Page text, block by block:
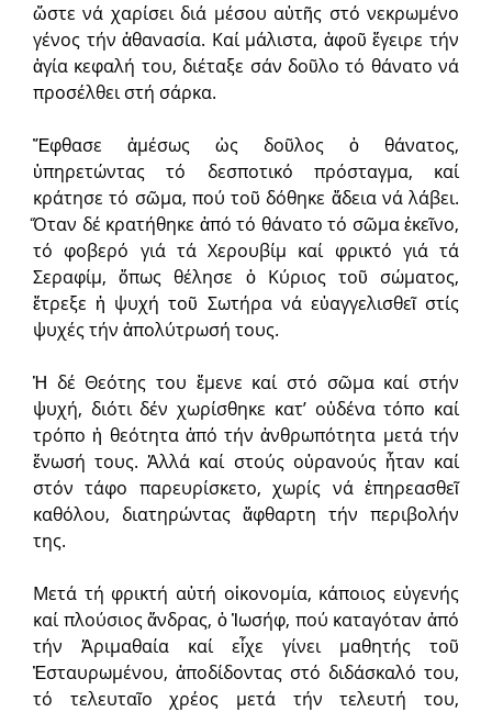
ὥστε νά χαρίσει διά μέσου αὐτῆς στό νεκρωμένο
γένος τήν ἀθανασία. Καί μάλιστα, ἀφοῦ ἔγειρε τήν
ἁγία κεφαλή του, διέταξε σάν δοῦλο τό θάνατο νά
προσέλθει στή σάρκα.
Ἔφθασε ἀμέσως ὡς δοῦλος ὁ θάνατος,
ὑπηρετώντας τό δεσποτικό πρόσταγμα, καί
κράτησε τό σῶμα, πού τοῦ δόθηκε ἄδεια νά λάβει.
Ὅταν δέ κρατήθηκε ἀπό τό θάνατο τό σῶμα ἐκεῖνο,
τό φοβερό γιά τά Χερουβίμ καί φρικτό γιά τά
Σεραφίμ, ὅπως θέλησε ὁ Κύριος τοῦ σώματος,
ἔτρεξε ἡ ψυχή τοῦ Σωτήρα νά εὐαγγελισθεῖ στίς
ψυχές τήν ἀπολύτρωσή τους.
Ἡ δέ Θεότης του ἔμενε καί στό σῶμα καί στήν
ψυχή, διότι δέν χωρίσθηκε κατ’ οὐδένα τόπο καί
τρόπο ἡ θεότητα ἀπό τήν ἀνθρωπότητα μετά τήν
ἕνωσή τους. Ἀλλά καί στούς οὐρανούς ἦταν καί
στόν τάφο παρευρίσκετο, χωρίς νά ἐπηρεασθεῖ
καθόλου, διατηρώντας ἄφθαρτη τήν περιβολήν
της.
Μετά τή φρικτή αὐτή οἰκονομία, κάποιος εὐγενής
καί πλούσιος ἄνδρας, ὁ Ἰωσήφ, πού καταγόταν ἀπό
τήν Ἀριμαθαία καί εἶχε γίνει μαθητής τοῦ
Ἐσταυρωμένου, ἀποδίδοντας στό διδάσκαλό του,
τό τελευταῖο χρέος μετά τήν τελευτή του,